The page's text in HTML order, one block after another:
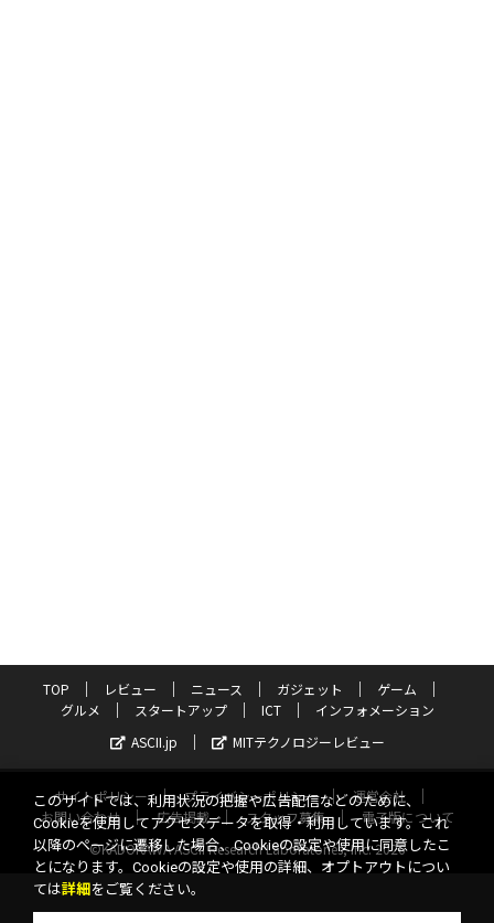
TOP レビュー ニュース ガジェット
ゲーム
グルメ
スタートアップ ICT
インフォメーション
ASCII.jp
MITテクノロジーレビュー
サイトポリシー プライバシーポリシー
運営会社
お問い合わせ
広告掲載 スタッフ募集
電子版について
©KADOKAWA ASCII Research Laboratories, Inc. 2026
このサイトでは、利用状況の把握や広告配信などのために、
Cookieを使用してアクセスデータを取得・利用しています。これ
以降のページに遷移した場合、Cookieの設定や使用に同意したこ
とになります。Cookieの設定や使用の詳細、オプトアウトについ
ては詳細 をご覧ください。